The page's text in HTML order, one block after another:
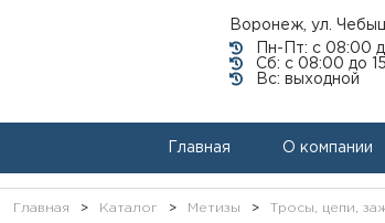
Воронеж, ул.
Пн-Пт: с 08:00
Сб: с 08:00 до
Вс: выходной
Главная О компании
Главная > Каталог > Метизы > Тросы, цепи,